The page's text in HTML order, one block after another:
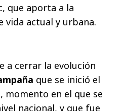
que aporta a la
vida actual y urbana.
a cerrar la evolución
que se inició el
momento en el que se
nacional, y que fue